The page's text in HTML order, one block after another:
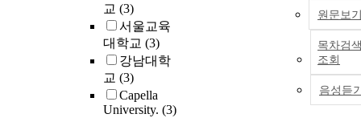
교 (3)
서울교육
대학교 (3)
강남대학
교 (3)
Capella
University. (3)
원문보
목차검
조회
음성듣